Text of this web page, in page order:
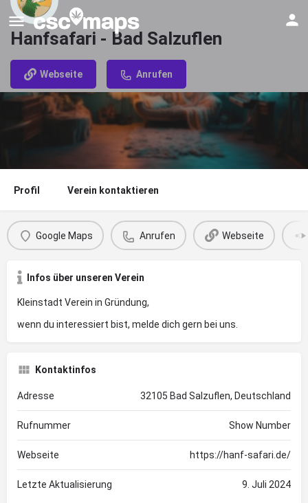
Hanfsafari - Bad Salzuflen
Webseite Anrufen
Profil Verein kontaktieren
Google Maps Anrufen Webseite
Infos über unseren Verein
Kleinstadt Verein in Gründung,
wenn du interessiert bist, melde dich gern bei uns.
Kontaktinfos
Adresse 32105 Bad Salzuflen, Deutschland
Rufnummer Show Number
Webseite https://hanf-safari.de/
Letzte Aktualisierung 9. Juli 2024